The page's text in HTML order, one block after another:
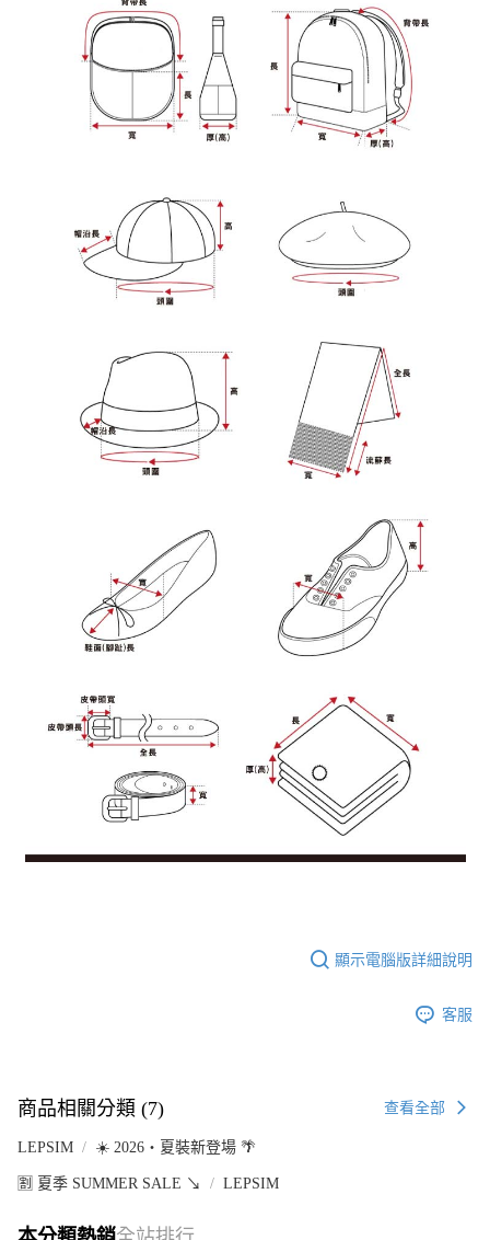
顯示電腦版詳細說明
客服
商品相關分類 (7) 查看全部
LEPSIM ☀️ 2026・夏裝新登場 🌴
🈹 夏季 SUMMER SALE ↘️ LEPSIM